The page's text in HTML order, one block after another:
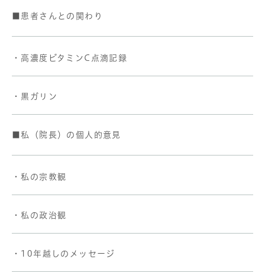
■患者さんとの関わり
・高濃度ビタミンC点滴記録
・黒ガリン
■私（院長）の個人的意見
・私の宗教観
・私の政治観
・10年越しのメッセージ